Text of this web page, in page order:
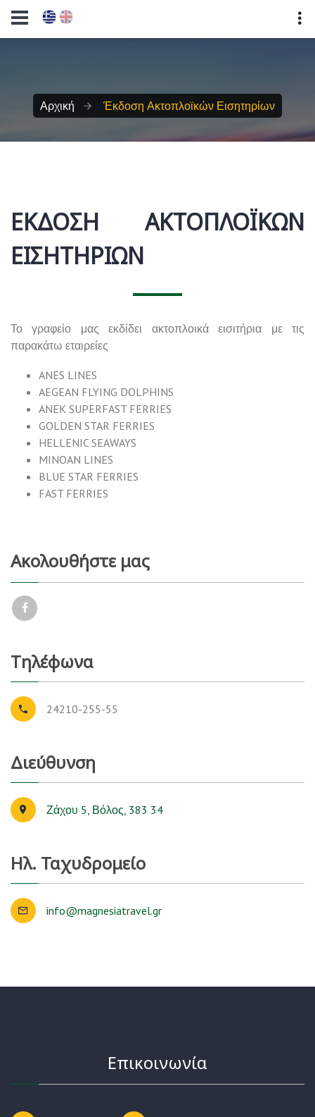
Αρχική Έκδοση Ακτοπλοϊκών Εισητηρίων
ΈΚΔΟΣΗ ΑΚΤΟΠΛΟΪΚΏΝ
ΕΙΣΗΤΗΡΊΩΝ
Το γραφείο μας εκδίδει ακτοπλοικά εισιτήρια με τις
παρακάτω εταιρείες
ANES LINES
AEGEAN FLYING DOLPHINS
ANEK SUPERFAST FERRIES
GOLDEN STAR FERRIES
HELLENIC SEAWAYS
MINOAN LINES
BLUE STAR FERRIES
FAST FERRIES
Ακολουθήστε μας
Τηλέφωνα
24210-255-55
Διεύθυνση
Ζάχου 5, Βόλος, 383 34
Ηλ. Ταχυδρομείο
info@magnesiatravel.gr
Επικοινωνία